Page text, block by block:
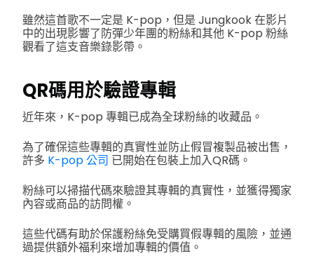
雖然這首歌不一定是 K-pop，但是 Jungkook 在影片
中的出現影響了防彈少年團的粉絲和其他 K-pop 粉絲
觀看了這支音樂錄影帶。
QR碼用於驗證專輯
近年來，K-pop 專輯已成為全球粉絲的收藏品。
為了確保這些專輯的真實性並防止假冒複製品被出售，
許多 K-pop 公司 已開始在包裝上加入QR碼。
粉絲可以掃描代碼來驗證其專輯的真實性，並獲得獨家
內容或商品的訪問權。
這些代碼有助於保護粉絲免受購買假專輯的風險，並通
過提供額外福利來增加專輯的價值。